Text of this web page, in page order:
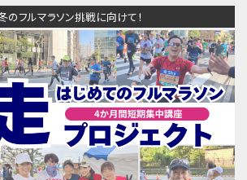
のフルマラソン挑戦に向けて！